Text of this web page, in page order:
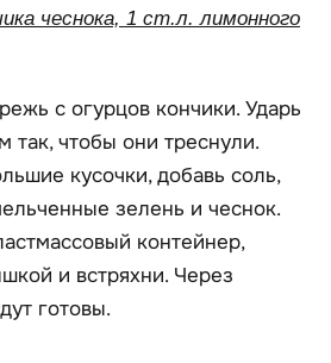
чеснока, 1 ст.л. лимонного
с огурцов кончики. Ударь
так, чтобы они треснули.
кусочки, добавь соль,
зелень и чеснок.
контейнер,
и встряхни. Через
готовы.